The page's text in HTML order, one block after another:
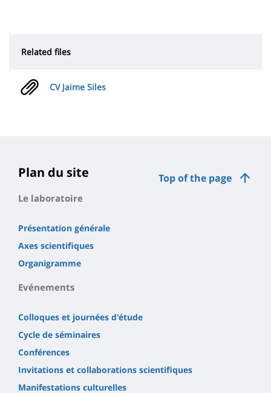
Related files
CV Jaime Siles
Top of the page
Plan du site
Le laboratoire
Présentation générale
Axes scientifiques
Organigramme
Evénements
Colloques et journées d'étude
Cycle de séminaires
Conférences
Invitations et collaborations scientifiques
Manifestations culturelles